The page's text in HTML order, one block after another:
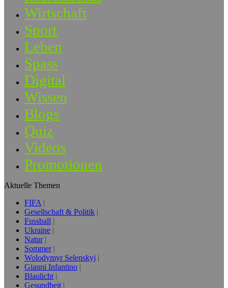
Wirtschaft
Sport
Leben
Spass
Digital
Wissen
Blogs
Quiz
Videos
Promotionen
Aktuelle Themen
FIFA
Gesellschaft & Politik
Fussball
Ukraine
Natur
Sommer
Wolodymyr Selenskyj
Gianni Infantino
Blaulicht
Gesundheit